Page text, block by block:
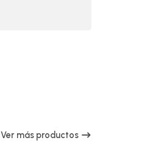
Ver más productos